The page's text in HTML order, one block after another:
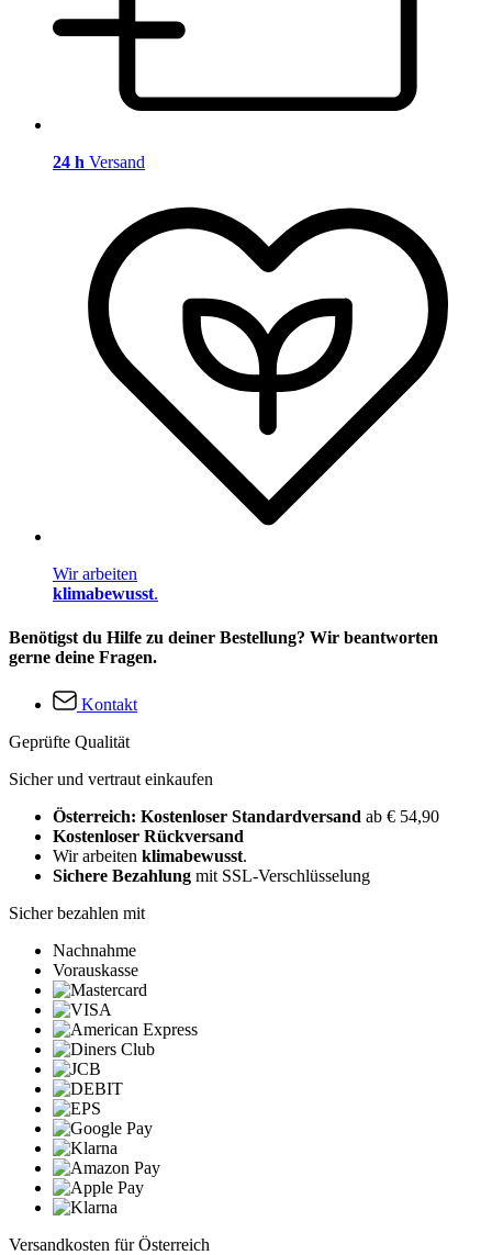
24 h Versand
Wir arbeiten
klimabewusst.
Benötigst du Hilfe zu deiner Bestellung? Wir beantworten
gerne deine Fragen.
Kontakt
Geprüfte Qualität
Sicher und vertraut einkaufen
Österreich: Kostenloser Standardversand ab € 54,90
Kostenloser Rückversand
Wir arbeiten klimabewusst.
Sichere Bezahlung mit SSL-Verschlüsselung
Sicher bezahlen mit
Nachnahme
Vorauskasse
Versandkosten für Österreich